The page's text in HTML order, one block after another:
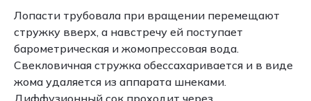
Лопасти трубовала при вращении перемещают
стружку вверх, а навстречу ей поступает
барометрическая и жомопрессовая вода.
Свекловичная стружка обессахаривается и в виде
жома удаляется из аппарата шнеками.
Диффузионный сок проходит через